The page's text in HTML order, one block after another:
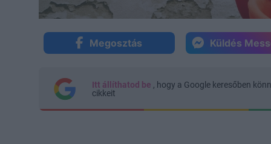
Megosztás Küldés
Itt állíthatod be , hogy a Google keresőben
cikkeit